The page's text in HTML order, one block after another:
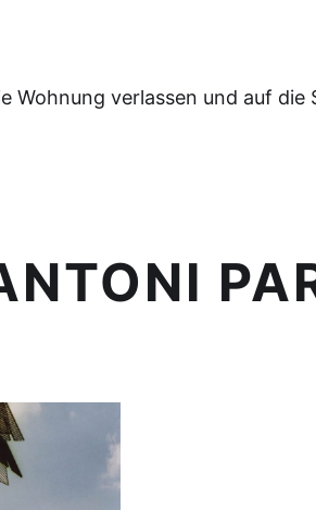
Wohnung verlassen und auf die